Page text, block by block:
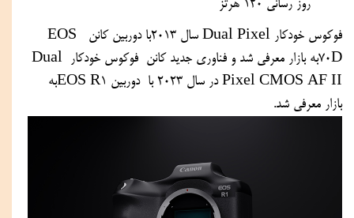
روز رسانی 120 هرتز
فوکوس خودکار Dual Pixel سال 2013با دوربین کانن  EOS
70Dبه بازار معرفی شد و فناوری جدید کانن  فوکوس خودکار Dual
بازار معرفی شد.